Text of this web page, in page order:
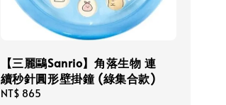
【三麗鷗Sanrio】角落生物 連
續秒針圓形壁掛鐘 (綠集合款)
Regular
NT$ 865